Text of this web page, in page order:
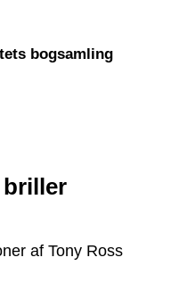
bogsamling
briller
af Tony Ross